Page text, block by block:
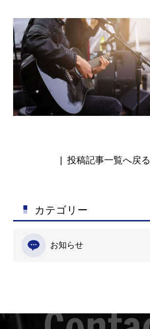
カテゴリー
お知らせ
|投稿記事一覧へ戻る